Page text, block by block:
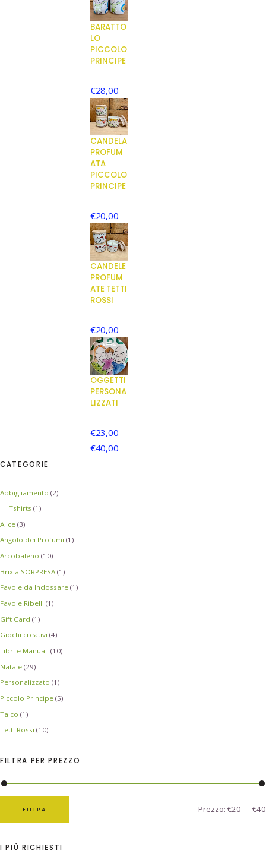
BARATTO
LO
PICCOLO
PRINCIPE
€28,00
CANDELA
PROFUM
ATA
PICCOLO
PRINCIPE
€20,00
CANDELE
PROFUM
ATE TETTI
ROSSI
€20,00
OGGETTI
PERSONA
LIZZATI
€23,00 -
€40,00
CATEGORIE
Abbigliamento (2)
Tshirts (1)
Alice (3)
Angolo dei Profumi (1)
Arcobaleno (10)
Brixia SORPRESA (1)
Favole da Indossare (1)
Favole Ribelli (1)
Gift Card (1)
Giochi creativi (4)
Libri e Manuali (10)
Natale (29)
Personalizzato (1)
Piccolo Principe (5)
Talco (1)
Tetti Rossi (10)
FILTRA PER PREZZO
FILTRA Prezzo: €20 —€40
I PIÙ RICHIESTI